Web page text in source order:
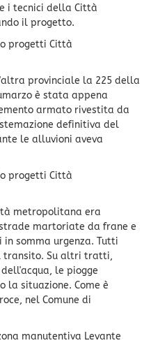
i tecnici della Città
il progetto.
progetti Città
provinciale la 225 della
è stata appena
armato rivestita da
definitiva del
le alluvioni aveva
progetti Città
metropolitana era
martoriate da frane e
somma urgenza. Tutti
transito. Su altri tratti,
le piogge
la situazione. Come è
nel Comune di
manutentiva Levante